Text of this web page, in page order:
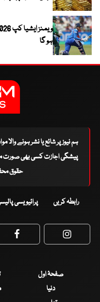
ہو گا
ہم نیوز پر شائع یا نشر ہونے والا
پیشگی اجازت کسی بھی صورت
حقوق
رابطہ کریں پرائیویسی
Facebook
صفحۂ اول
دنیا